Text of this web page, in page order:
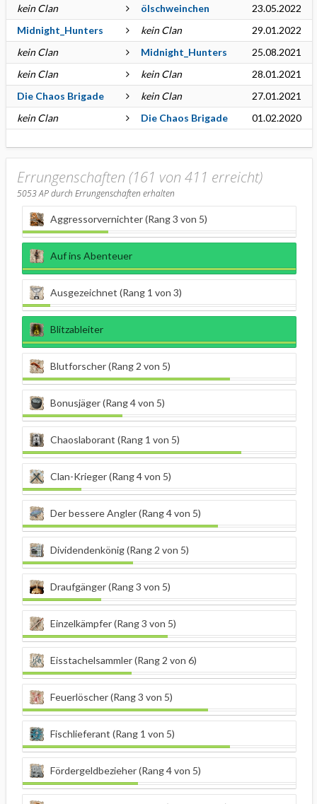
kein Clan
ölschweinchen
23.05.2022
Midnight_Hunters
kein Clan
29.01.2022
kein Clan
Midnight_Hunters
25.08.2021
kein Clan
kein Clan
28.01.2021
Die Chaos Brigade
kein Clan
27.01.2021
kein Clan
Die Chaos Brigade 01.02.2020
Errungenschaften (161 von 411 erreicht)
5053AP durch Errungenschaften erhalten
Aggressorvernichter (Rang 3 von 5)
Auf ins Abenteuer
Ausgezeichnet (Rang 1 von 3)
Blitzableiter
Blutforscher (Rang 2 von 5)
Bonusjäger (Rang 4 von 5)
Chaoslaborant (Rang 1 von 5)
Clan-Krieger (Rang 4 von 5)
Der bessere Angler (Rang 4 von 5)
Dividendenkönig (Rang 2 von 5)
Draufgänger (Rang 3 von 5)
Einzelkämpfer (Rang 3 von 5)
Eisstachelsammler (Rang 2 von 6)
Feuerlöscher (Rang 3 von 5)
Fischlieferant (Rang 1 von 5)
Fördergeldbezieher (Rang 4 von 5)